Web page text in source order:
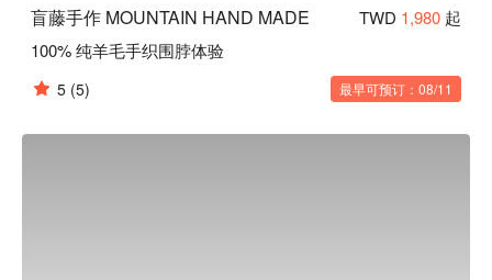
盲藤手作 MOUNTAIN HAND MADE TWD 1,980 起
100% 纯羊毛手织围脖体验
5 (5) 最早可预订：08/11